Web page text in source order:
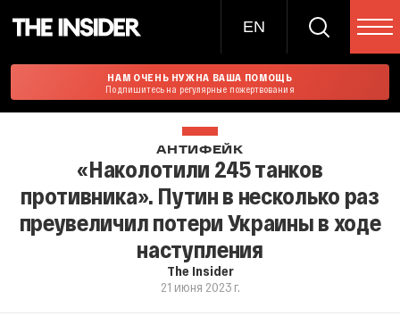
EN
НАМ ОЧЕНЬ НУЖНА ВАША ПОМОЩЬ
Подпишитесь на регулярные пожертвования
АНТИФЕЙК
«Наколотили 245 танков
противника». Путин в несколько раз
преувеличил потери Украины в ходе
наступления
The Insider
21 июня 2023 г.